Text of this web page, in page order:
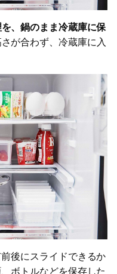
を、鍋のまま冷蔵庫に保
が合わず、冷蔵庫に入
後にスライドできるか
ボトルなどを保存した